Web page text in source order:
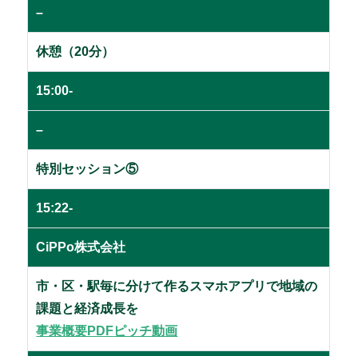
–
休憩（20分）
15:00-
–
特別セッション⑤
15:22-
CiPPo株式会社
市・区・駅毎に分けて作るスマホアプリで地域の
課題と経済成長を
事業概要PDFピッチ動画